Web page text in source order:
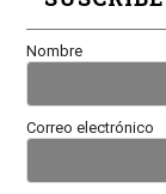
Nombre
Correo electrónico